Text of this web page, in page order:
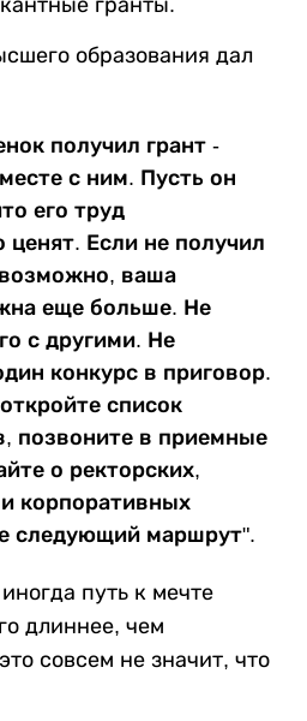
образования дал
получил грант -
с ним. Пусть он
его труд
ценят. Если не получил
ваша
еще больше. Не
с другими. Не
конкурс в приговор.
список
позвоните в приемные
о ректорских,
корпоративных
следующий маршрут".
путь к мечте
длиннее, чем
совсем не значит, что